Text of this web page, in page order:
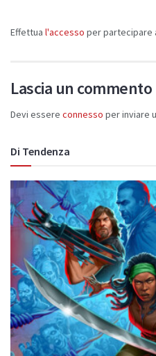
Effettua l'accesso per partecipare
Lascia un commento
Devi essere connesso per inviare
Di Tendenza